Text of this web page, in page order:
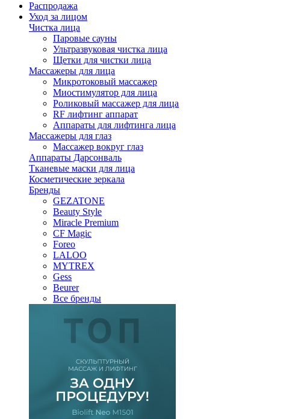
Распродажа
Уход за лицом
Чистка лица
Паровые сауны
Ультразвуковая чистка лица
Щетки для чистки лица
Массажеры для лица
Микротоковый массажер
Миостимулятор для лица
Роликовый массажер для лица
RF лифтинг аппарат
Аппараты для лифтинга лица
Массажеры для глаз
Массажер вокруг глаз
Аппараты Дарсонваль
Тканевые маски для лица
Косметические зеркала
Бренды
GEZATONE
Beauty Style
Miracle Premium
CF Magic
Foreo
LALOO
MYTREX
Gess
Beurer
Все бренды